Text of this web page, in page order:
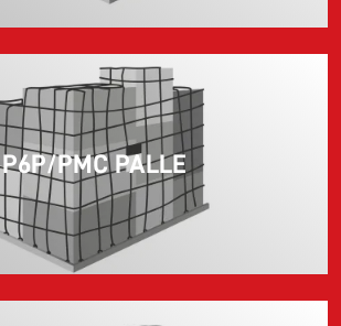
P6P/PMC PALLE